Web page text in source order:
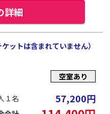
詳細
ットは含まれていません）
空室あり
１名 57,200円